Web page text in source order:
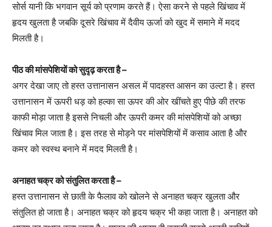
सोर्स यानी कि भगवान सूर्य को प्रणाम करते हैं। ऐसा करने से पहले खिंचाव में
हृदय खुलता है जबकि दूसरे खिंचाव में दैवीय ऊर्जा को खुद में समाने में मदद
मिलती है।
पीठ की मांसपेशियों को सुदृढ़ करता है –
अगर देखा जाए तो हस्त उत्तानासन असल में पादहस्त आसन का उल्टा है। हस्त
उत्तानासन में ऊपरी धड़ को हल्का सा ऊपर की ओर खींचते हुए पीछे की तरफ
काफी मोड़ा जाता है इससे निचली और ऊपरी कमर की मांसपेशियों को अच्छा
खिंचाव मिल जाता है। इस तरह से मोड़ने पर मांसपेशियों में कसाव आता है और
कमर को स्वस्थ बनाने में मदद मिलती है।
अनाहत चक्र को संतुलित करता है –
हस्त उत्तानासन से छाती के फैलाव को खोलने से अनाहत चक्र खुलता और
संतुलित हो जाता है। अनाहत चक्र को हृदय चक्र भी कहा जाता है। अनाहत को